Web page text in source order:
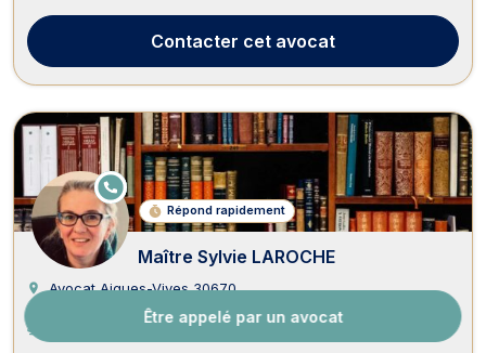
Être appelé par un avocat
employeurs dans la gestion de leur effectif et c...
Contacter cet avocat
Répond rapidement
E
N
LI
G
N
E
Maître Sylvie LAROCHE
Avocat Aigues-Vives30670
Fondé en 1998
Accepte l’aide juridictionnelle